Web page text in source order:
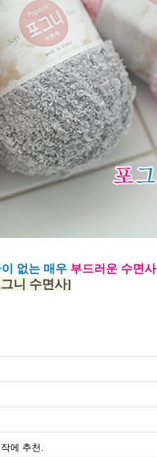
없는 매우 부드러운 수면사
니 수면사]
에 추천.